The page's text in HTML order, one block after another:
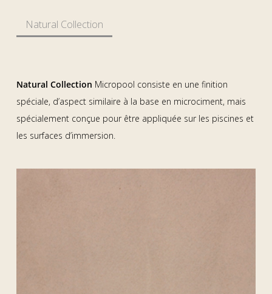
Natural Collection
Natural Collection Micropool consiste en une finition
spéciale, d’aspect similaire à la base en microciment, mais
spécialement conçue pour être appliquée sur les piscines et
les surfaces d’immersion.